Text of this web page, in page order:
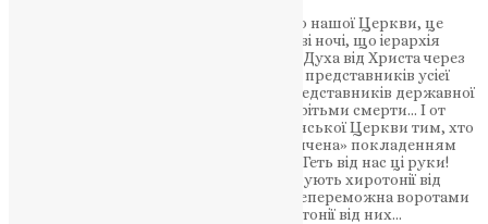
Це велика ласка милосердного Бога до нашої Церкви, це
промінь Його небесного світла в темряві ночі, що ієрархія
нашої Церкви одержала благодать Св. Духа від Христа через
хиротонію (обрання) і покладення рук представників усієї
нашої Церкви, а не через єпископів, представників державної
благодати, подоланих пекельними ворітьми смерти… І от
наша відповідь, і відповідь нашої Української Церкви тим, хто
хотів би, щоб наша ієрархія була «досвячена» покладенням
рук царських «канонічних» єпископів. Геть від нас ці руки!
Вони заплямовані кров’ю. Вони потребують хиротонії від
церкви, а не Церква — ця найвища й непереможна воротами
пекельними скарбниця Св. Духа, хиротонії від них…